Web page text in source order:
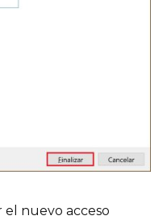
el nuevo acceso